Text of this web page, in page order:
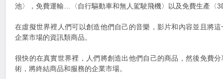
池〉，免費運輸…〈自行驅動車和無人駕駛飛機〉以及免費生產〈
在虛擬世界裡人們可以創造他們自己的音樂，影片和內容並且將
企業市場的資訊類商品。
很快的在真實世界裡，人們將創造出他們自己的商品，然後免費
術，將終結商品和服務的企業市場。